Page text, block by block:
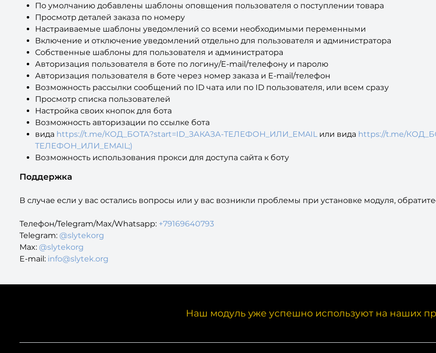
По умолчанию добавлены шаблоны оповщения пользователя о поступлении товара
Просмотр деталей заказа по номеру
Настраиваемые шаблоны уведомлений со всеми необходимыми переменными
Включение и отключение уведомлений отдельно для пользователя и администратора
Собственные шаблоны для пользователя и администратора
Авторизация пользователя в боте по логину/E-mail/телефону и паролю
Авторизация пользователя в боте через номер заказа и E-mail/телефон
Возможность рассылки сообщений по ID чата или по ID пользователя, или всем сразу
Просмотр списка пользователей
Настройка своих кнопок для бота
Возможность авторизации по ссылке бота
вида https://t.me/КОД_БОТА?start=ID_ЗАКАЗА-ТЕЛЕФОН_ИЛИ_EMAIL или вида https://t.me/
ТЕЛЕФОН_ИЛИ_EMAIL;)
Возможность использования прокси для доступа сайта к боту
Поддержка
В случае если у вас остались вопросы или у вас возникли проблемы при установке модуля,
Телефон/Telegram/Max/Whatsapp: +79169640793
Telegram: @slytekorg
Max: @slytekorg
E-mail: info@slytek.org
Наш модуль уже успешно используют на наших